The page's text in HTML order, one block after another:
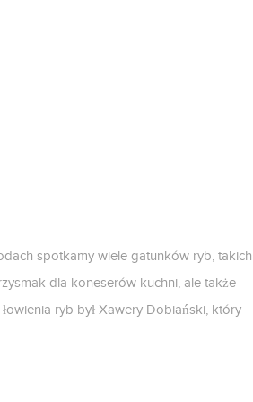
spotkamy wiele gatunków ryb, takich
dla koneserów kuchni, ale także
ryb był Xawery Dobiański, który